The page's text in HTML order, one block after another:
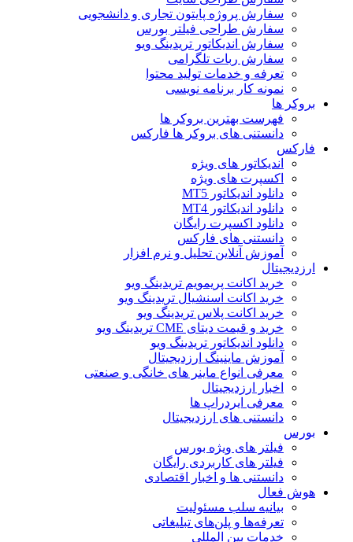
سفارش پروژه پایتون تجاری و دانشجویی
سفارش طراحی فیلتر بورس
سفارش اندیکاتور تریدینگ ویو
سفارش ربات تلگرامی
تعرفه و خدمات تولید محتوا
نمونه کار برنامه نویسی
بروکر ها
فهرست بهترین بروکر ها
دانستنی های بروکر ها فارکس
فارکس
اندیکاتور های ویژه
اکسپرت های ویژه
دانلود اندیکاتور MT5
دانلود اندیکاتور MT4
دانلود اکسپرت رایگان
دانستنی های فارکس
آموزش آنلاین تحلیل و نرم افزار
ارزدیجیتال
خرید اکانت پریمویم تریدینگ ویو
خرید اکانت اسنشیال تریدینگ ویو
خرید اکانت پلاس تریدینگ ویو
خرید و قیمت دیتای CME تریدینگ ویو
دانلود اندیکاتور تریدینگ ویو
آموزش ماینینگ ارزدیجیتال
معرفی انواع ماینر های خانگی و صنعتی
اخبار ارزدیجیتال
معرفی ایردراپ ها
دانستنی های ارزدیجیتال
بورس
فیلتر های ویژه بورس
فیلتر های کاربردی رایگان
دانستنی ها و اخبار اقتصادی
هوش فعال
بیانیه سلب مسئولیت
تعرفه‌ها و پلن‌های تبلیغاتی
خدمات بین المللی